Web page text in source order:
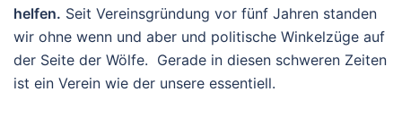
helfen. Seit Vereinsgründung vor fünf Jahren standen
wir ohne wenn und aber und politische Winkelzüge auf
der Seite der Wölfe. Gerade in diesen schweren Zeiten
ist ein Verein wie der unsere essentiell.